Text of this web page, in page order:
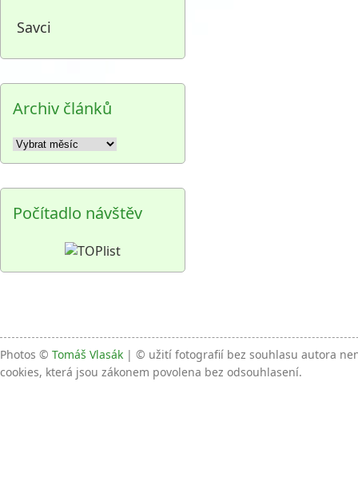
Savci
Archiv článků
Archiv
článků
Počítadlo návštěv
Photos © Tomáš Vlasák | © užití fotografií bez souhlasu autora
cookies, která jsou zákonem povolena bez odsouhlasení.